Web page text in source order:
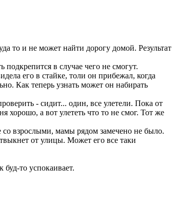
то и не может найти дорогу домой. Результат
в случае чего не смогут.
его в стайке, толи он прибежал, когда
Как теперь узнать может он набирать
- сидит... один, все улетели. Пока от
хорошо, а вот улететь что то не смог. Тот же
со взрослыми, мамы рядом замечено не было.
от улицы. Может его все таки
то успокаивает.